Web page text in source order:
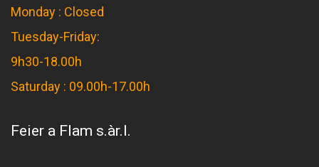
Monday : Closed
Tuesday-Friday:
9h30-18.00h
Saturday : 09.00h-17.00h
Feier a Flam s.àr.l.